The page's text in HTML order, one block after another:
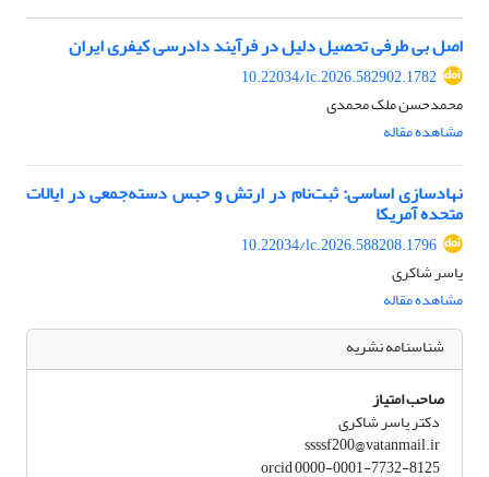
اصل بی طرفی تحصیل دلیل در فرآیند دادرسی کیفری ایران
10.22034/lc.2026.582902.1782
محمدحسن ملک محمدی
مشاهده مقاله
نهادسازی اساسی: ثبت‌نام در ارتش و حبس دسته‌جمعی در ایالات
متحده آمریکا
10.22034/lc.2026.588208.1796
یاسر شاکری
مشاهده مقاله
شناسنامه نشریه
صاحب امتیاز
دکتر یاسر شاکری
ssssf200@vatanmail.ir
orcid 0000-0001-7732-8125